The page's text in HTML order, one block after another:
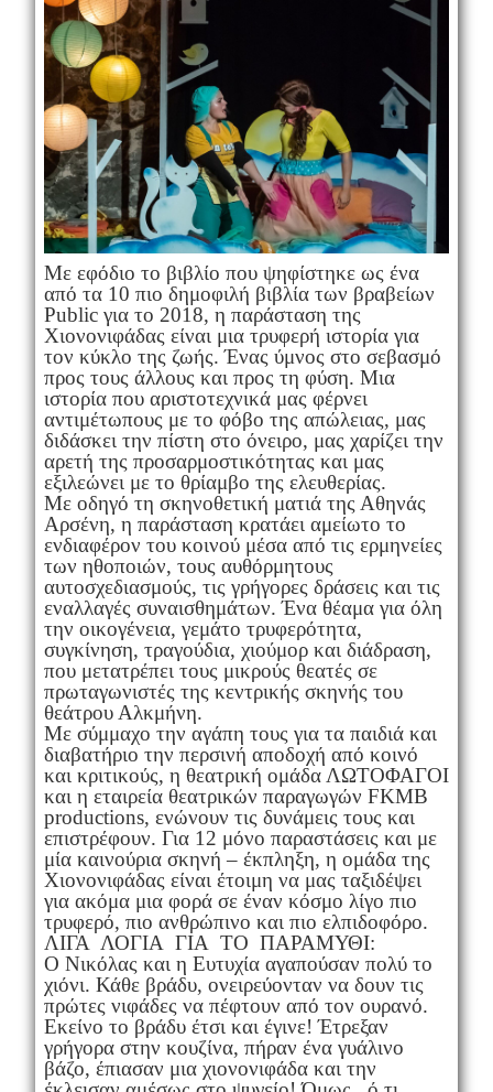
Με εφόδιο το βιβλίο που ψηφίστηκε ως ένα
από τα 10 πιο δημοφιλή βιβλία των βραβείων
Public για το 2018, η παράσταση της
Χιονονιφάδας είναι μια τρυφερή ιστορία για
τον κύκλο της ζωής. Ένας ύμνος στο σεβασμό
προς τους άλλους και προς τη φύση. Μια
ιστορία που αριστοτεχνικά μας φέρνει
αντιμέτωπους με το φόβο της απώλειας, μας
διδάσκει την πίστη στο όνειρο, μας χαρίζει την
αρετή της προσαρμοστικότητας και μας
εξιλεώνει με το θρίαμβο της ελευθερίας.
Με οδηγό τη σκηνοθετική ματιά της Αθηνάς
Αρσένη, η παράσταση κρατάει αμείωτο το
ενδιαφέρον του κοινού μέσα από τις ερμηνείες
των ηθοποιών, τους αυθόρμητους
αυτοσχεδιασμούς, τις γρήγορες δράσεις και τις
εναλλαγές συναισθημάτων. Ένα θέαμα για όλη
την οικογένεια, γεμάτο τρυφερότητα,
συγκίνηση, τραγούδια, χιούμορ και διάδραση,
που μετατρέπει τους μικρούς θεατές σε
πρωταγωνιστές της κεντρικής σκηνής του
θεάτρου Αλκμήνη.
Με σύμμαχο την αγάπη τους για τα παιδιά και
διαβατήριο την περσινή αποδοχή από κοινό
και κριτικούς, η θεατρική ομάδα ΛΩΤΟΦΑΓΟΙ
και η εταιρεία θεατρικών παραγωγών FKMB
productions, ενώνουν τις δυνάμεις τους και
επιστρέφουν. Για 12 μόνο παραστάσεις και με
μία καινούρια σκηνή – έκπληξη, η ομάδα της
Χιονονιφάδας είναι έτοιμη να μας ταξιδέψει
για ακόμα μια φορά σε έναν κόσμο λίγο πιο
τρυφερό, πιο ανθρώπινο και πιο ελπιδοφόρο.
ΛΙΓΑ ΛΟΓΙΑ ΓΙΑ ΤΟ ΠΑΡΑΜΥΘΙ:
O Νικόλας και η Ευτυχία αγαπούσαν πολύ το
χιόνι. Κάθε βράδυ, ονειρεύονταν να δουν τις
πρώτες νιφάδες να πέφτουν από τον ουρανό.
Εκείνο το βράδυ έτσι και έγινε! Έτρεξαν
γρήγορα στην κουζίνα, πήραν ένα γυάλινο
βάζο, έπιασαν μια χιονονιφάδα και την